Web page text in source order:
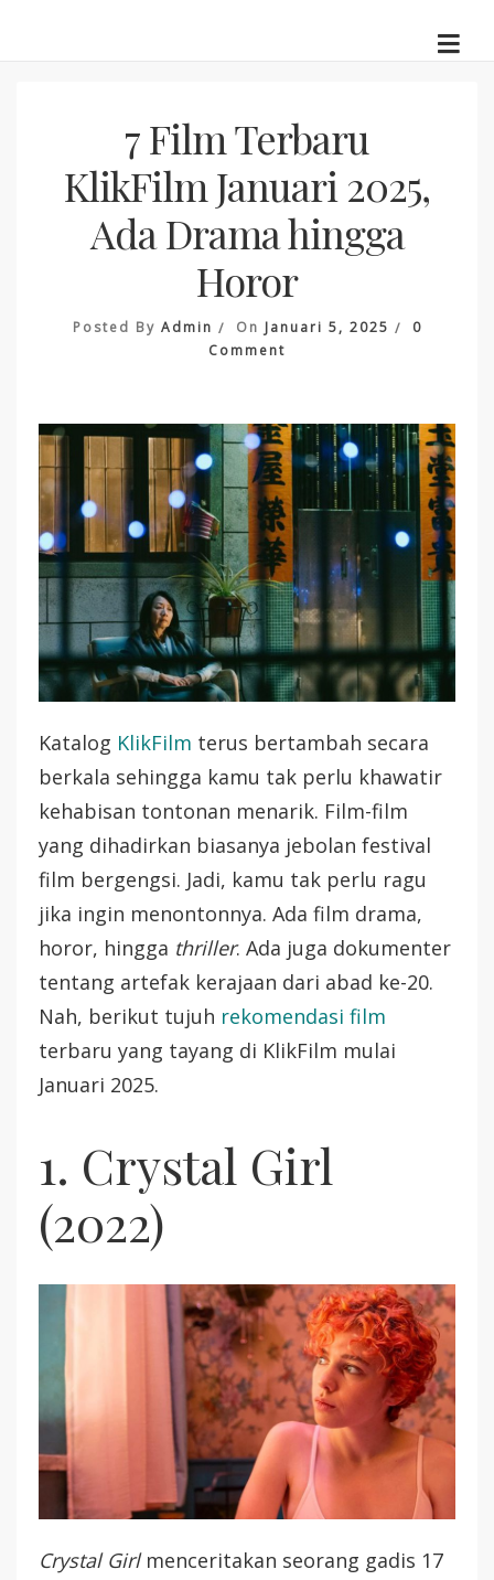
7 Film Terbaru
KlikFilm Januari 2025,
Ada Drama hingga
Horor
Posted By Admin On Januari 5, 2025
0
Comment
KlikFilm
Januari
2025,
Ada
Drama
Hingga
Horor
Katalog KlikFilm terus bertambah secara
berkala sehingga kamu tak perlu khawatir
kehabisan tontonan menarik. Film-film
yang dihadirkan biasanya jebolan festival
film bergengsi. Jadi, kamu tak perlu ragu
jika ingin menontonnya. Ada film drama,
horor, hingga thriller. Ada juga dokumenter
tentang artefak kerajaan dari abad ke-20.
Nah, berikut tujuh rekomendasi film
terbaru yang tayang di KlikFilm mulai
Januari 2025.
1. Crystal Girl
(2022)
Crystal Girlmenceritakan seorang gadis 17